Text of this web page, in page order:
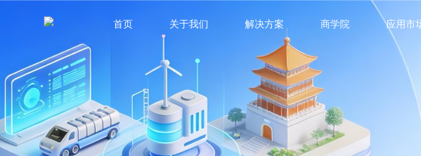
首页 关于我们 解决方案 商学院 应用市